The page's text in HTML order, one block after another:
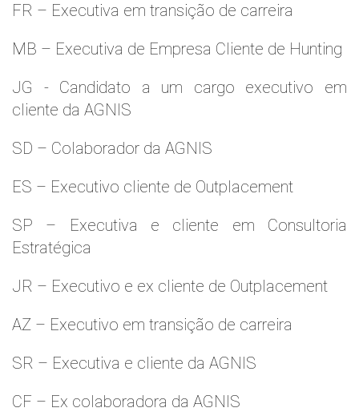
FR – Executiva em transição de carreira
MB – Executiva de Empresa Cliente de Hunting
JG - Candidato a um cargo executivo em
cliente da AGNIS
SD – Colaborador da AGNIS
ES – Executivo cliente de Outplacement
SP – Executiva e cliente em Consultoria
Estratégica
JR – Executivo e ex cliente de Outplacement
AZ – Executivo em transição de carreira
SR – Executiva e cliente da AGNIS
CF – Ex colaboradora da AGNIS